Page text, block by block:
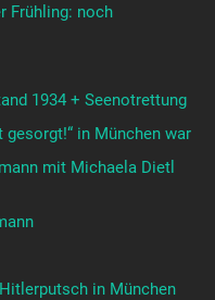
Frühling: noch
1934 + Seenotrettung
in München war
mit Michaela Dietl
in München